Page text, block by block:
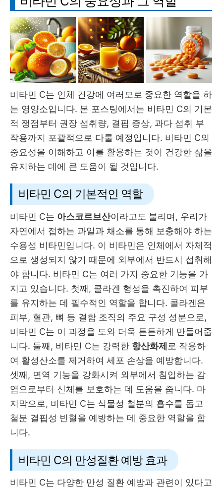
비타민 C는 인체 건강에 여러모로 중요한 역할을 하
는 영양소입니다. 본 포스팅에서는 비타민 C의 기본
적 쟁점부터 권장 섭취량, 결핍 증상, 과다 섭취 부
작용까지 포괄적으로 다룰 예정입니다. 비타민 C의
중요성을 이해하고 이를 활용하는 것이 건강한 삶을
유지하는 데에 큰 도움이 될 것입니다.
비타민 C의 기본적인 역할
비타민 C는 아스코르브산이라고도 불리며, 우리가
자연에서 접하는 과일과 채소를 통해 보충해야 하는
수용성 비타민입니다. 이 비타민은 인체에서 자체적
으로 생성되지 않기 때문에 외부에서 반드시 섭취해
야 합니다. 비타민 C는 여러 가지 중요한 기능을 가
지고 있습니다. 첫째, 콜라겐 형성을 촉진하여 피부
를 유지하는 데 필수적인 역할을 합니다. 콜라겐은
피부, 혈관, 뼈 등 결합 조직의 주요 구성 성분으로,
비타민 C는 이 과정을 도와 더욱 튼튼하게 만들어줍
니다. 둘째, 비타민 C는 강력한 항산화제 로 작용하
여 활성산소를 제거하여 세포 손상을 예방합니다.
셋째, 면역 기능을 강화시켜 외부에서 침입하는 감
염으로부터 신체를 보호하는 데 도움을 줍니다. 마
지막으로, 비타민 C는 식물성 철분의 흡수를 돕고
철분 결핍성 빈혈을 예방하는 데 중요한 역할을 합
니다.
비타민 C의 만성질환 예방 효과
비타민 C는 다양한 만성 질환 예방과 관련이 있다고